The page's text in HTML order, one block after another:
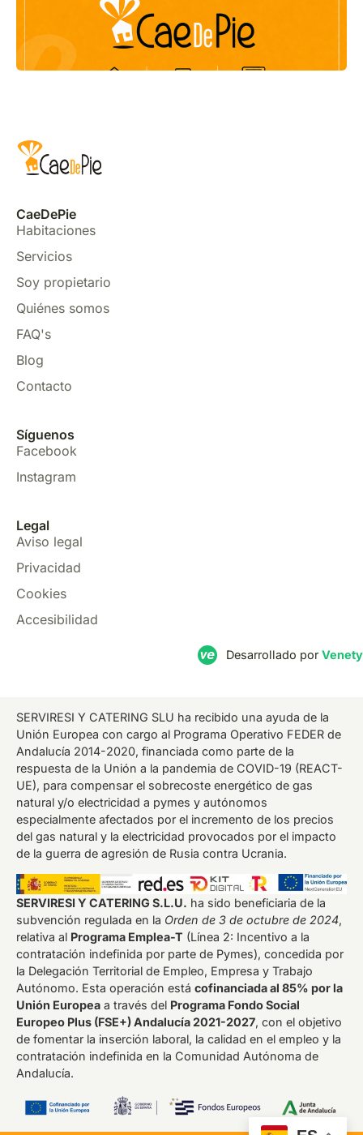
CaeDePie
Habitaciones
Servicios
Soy propietario
Quiénes somos
FAQ's
Blog
Contacto
Síguenos
Facebook
Instagram
Legal
Aviso legal
Privacidad
Cookies
Accesibilidad
Desarrollado porVenety
SERVIRESI Y CATERING SLU ha recibido una ayuda de la
Unión Europea con cargo al Programa Operativo FEDER de
Andalucía 2014-2020, financiada como parte de la
respuesta de la Unión a la pandemia de COVID-19 (REACT-
UE), para compensar el sobrecoste energético de gas
natural y/o electricidad a pymes y autónomos
especialmente afectados por el incremento de los precios
del gas natural y la electricidad provocados por el impacto
de la guerra de agresión de Rusia contra Ucrania.
SERVIRESI Y CATERING S.L.U. ha sido beneficiaria de la
subvención regulada en la Orden de 3 de octubre de 2024,
relativa al Programa Emplea-T (Línea 2: Incentivo a la
contratación indefinida por parte de Pymes), concedida por
la Delegación Territorial de Empleo, Empresa y Trabajo
Autónomo. Esta operación está cofinanciada al 85% por la
Unión Europea a través del Programa Fondo Social
Europeo Plus (FSE+) Andalucía 2021-2027, con el objetivo
de fomentar la inserción laboral, la calidad en el empleo y la
contratación indefinida en la Comunidad Autónoma de
Andalucía.